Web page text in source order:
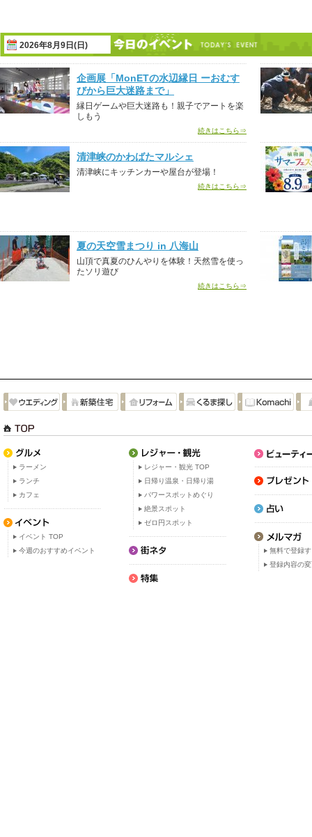
2026年8月9日(日)
企画展「MonETの水辺縁日 ーおむす
びから巨大迷路まで」
縁日ゲームや巨大迷路も！親子でアートを楽
しもう
続きはこちら⇒
清津峡のかわばたマルシェ
清津峡にキッチンカーや屋台が登場！
続きはこちら⇒
夏の天空雪まつり in 八海山
山頂で真夏のひんやりを体験！天然雪を使っ
たソリ遊び
続きはこちら⇒
ラーメン
ランチ
カフェ
イベント TOP
今週のおすすめイベント
レジャー・観光 TOP
日帰り温泉・日帰り湯
パワースポットめぐり
絶景スポット
ゼロ円スポット
無料で登録
登録内容の